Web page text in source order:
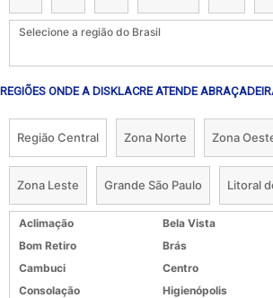
Selecione a região do Brasil
REGIÕES ONDE A DISKLACRE ATENDE
Região Central Zona Norte Zona
Zona Leste Grande São Paulo Litoral
Aclimação
Bela Vista
Bom Retiro
Brás
Cambuci
Centro
Consolação
Higienópolis